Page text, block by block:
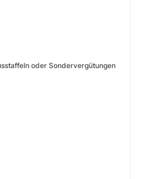
oder Sondervergütungen